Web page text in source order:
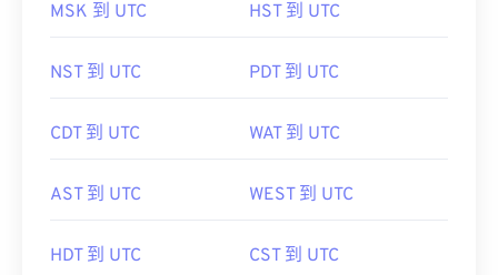
MSK 到 UTC HST 到 UTC
NST 到 UTC PDT 到 UTC
CDT 到 UTC WAT 到 UTC
AST 到 UTC WEST 到 UTC
HDT 到 UTC CST 到 UTC